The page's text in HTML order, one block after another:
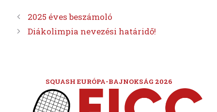
2025 éves beszámoló
Diákolimpia nevezési határidő!
SQUASH EURÓPA-BAJNOKSÁG 2026